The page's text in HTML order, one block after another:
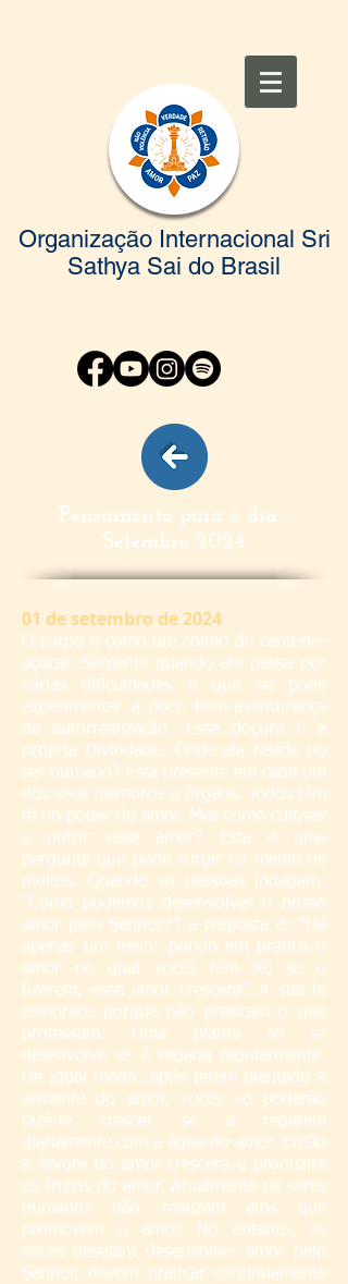
Organização Internacional Sri
Sathya Sai do Brasil
Pensamento para o dia -
Setembro 2024
01 de setembro de 2024
O corpo é como um colmo de cana-de-
açúcar. Somente quando ele passa por
várias dificuldades é que se pode
experimentar a doce bem-aventurança
da autorrealização. Essa doçura é a
própria Divindade. Onde ela reside no
ser humano? Está presente em cada um
dos seus membros e órgãos. Todos têm
fé no poder do amor. Mas como cultivar
e nutrir esse amor? Esta é uma
pergunta que pode surgir na mente de
muitos. Quando as pessoas indagam:
“Como podemos desenvolver o nosso
amor pelo Senhor?”, a resposta é: “Há
apenas um meio: pondo em prática o
amor no qual vocês têm fé; se o
fizerem, esse amor crescerá”. A sua fé
esmorece porque não praticam o que
professam. Uma planta só se
desenvolve se é regada regularmente.
De igual modo, após terem plantado a
semente do amor, vocês só poderão
fazê-la crescer se a regarem
diariamente com a água do amor. Então
a árvore do amor crescerá e produzirá
os frutos do amor. Atualmente os seres
humanos não realizam atos que
promovem o amor. No entanto, se
vocês desejam desenvolver amor pelo
Senhor, devem praticar continuamente